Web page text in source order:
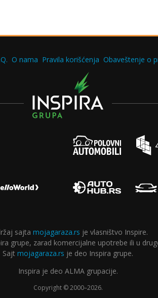
O nama Pravila korišćenja Obaveštenje o
sajta mojagaraza.rs je vlasništvo Inspire.
grupe, zarad komercijalne upotrebe ili u
Sajt mojagaraza.rs je deo Inspira grupe.
Inspira je deo ALMA grupacije.
Copyright © 2000–2026.